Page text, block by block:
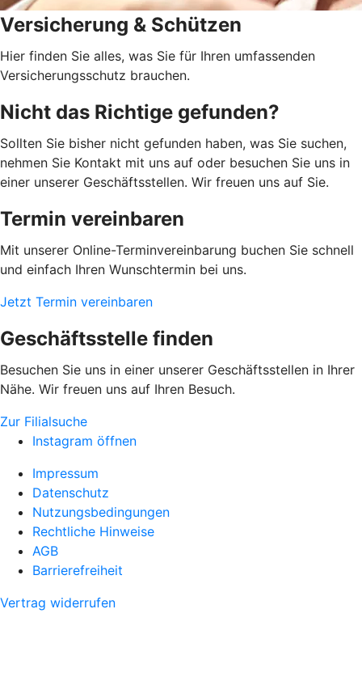
Versicherung & Schützen
Hier finden Sie alles, was Sie für Ihren umfassenden
Versicherungsschutz brauchen.
Nicht das Richtige gefunden?
Sollten Sie bisher nicht gefunden haben, was Sie suchen,
nehmen Sie Kontakt mit uns auf oder besuchen Sie uns in
einer unserer Geschäftsstellen. Wir freuen uns auf Sie.
Termin vereinbaren
Mit unserer Online-Terminvereinbarung buchen Sie schnell
und einfach Ihren Wunschtermin bei uns.
Jetzt Termin vereinbaren
Geschäftsstelle finden
Besuchen Sie uns in einer unserer Geschäftsstellen in Ihrer
Nähe. Wir freuen uns auf Ihren Besuch.
Zur Filialsuche
Instagram öffnen
Impressum
Datenschutz
Nutzungsbedingungen
Rechtliche Hinweise
AGB
Barrierefreiheit
Vertrag widerrufen